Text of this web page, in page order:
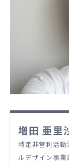
増田 亜里
特定非営利活動
ルデザイン事業